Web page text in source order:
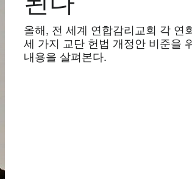
올해, 전 세계 연합감리교회 각 연
세 가지 교단 헌법 개정안 비준을
내용을 살펴본다.